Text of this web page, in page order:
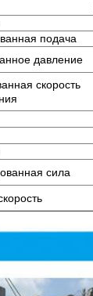
подача
давление
скорость
сила